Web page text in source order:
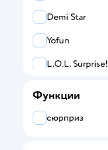
Demi Star
Yofun
L.O.L. Surprise!
Функции
сюрприз